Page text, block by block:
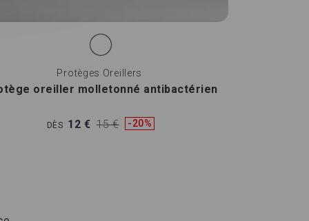
Protèges Oreillers
oreiller molletonné antibactérien
DÈS 12 € 15 € -20%